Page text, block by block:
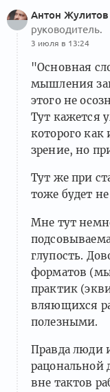
Антон Жулитов
руководитель.
3 июля в 13:24
"Основная
мышления
этого не
Тут кажется
которого как
зрение, но
Тут же при
тоже будет
Мне тут
глупость.
форматов
практик
вляющихся
полезными.
Правда люди
рацональной
вне тактов